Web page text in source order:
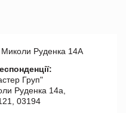
Миколи Руденка 14А
Груп"
Руденка 14а,
03194